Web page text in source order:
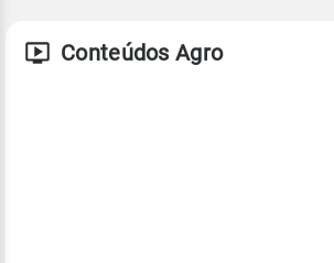
Conteúdos Agro